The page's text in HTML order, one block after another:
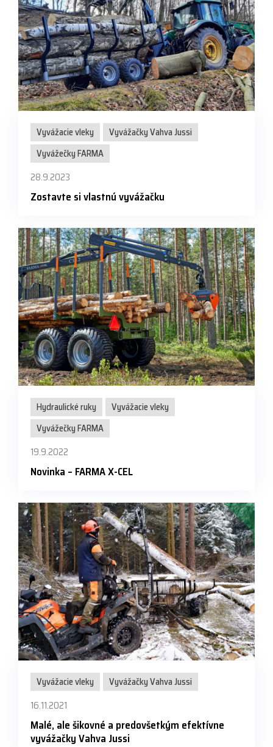
Vyvážacie vleky
Vyvážačky Vahva Jussi
Vyvážečky FARMA
28.9.2023
Zostavte si vlastnú vyvážačku
Hydraulické ruky
Vyvážacie vleky
Vyvážečky FARMA
19.9.2022
Novinka – FARMA X-CEL
Vyvážacie vleky
Vyvážačky Vahva Jussi
16.11.2021
Malé, ale šikovné a predovšetkým efektívne
vyvážačky Vahva Jussi